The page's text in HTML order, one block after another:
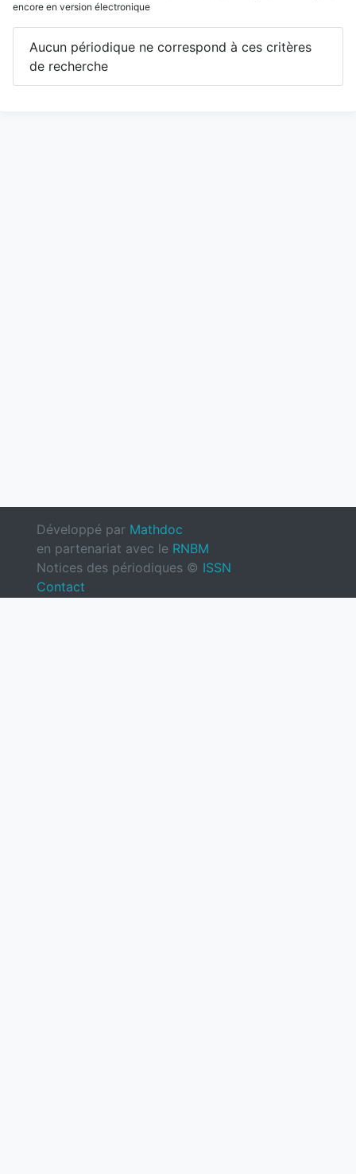
encore en version électronique
Aucun périodique ne correspond à ces critères
de recherche
Développé par Mathdoc
en partenariat avec le RNBM
Notices des périodiques © ISSN
Contact